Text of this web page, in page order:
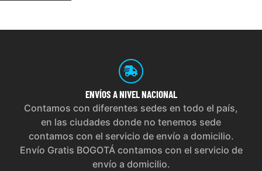
ENVÍOS A NIVEL NACIONAL
Contamos con diferentes sedes en todo el país,
en las ciudades donde no tenemos sede
contamos con el servicio de envío a domicilio.
Envío Gratis BOGOTÁ contamos con el servicio de
envío a domicilio.